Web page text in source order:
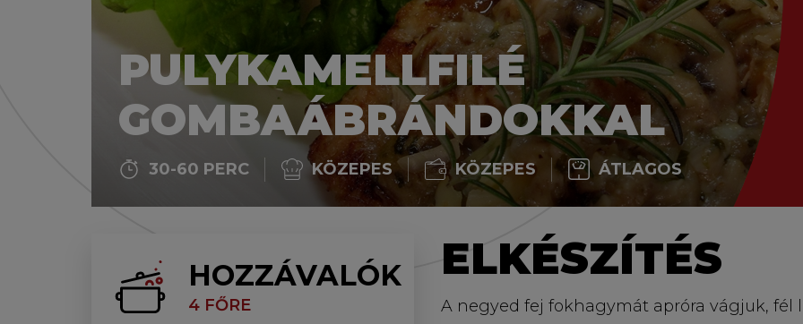
PULYKAMELLFILÉ
GOMBAÁBRÁNDOKKAL
30-60 PERC KÖZEPES KÖZEPES ÁTLAGOS
HOZZÁVALÓK
4 FŐRE
ELKÉSZÍTÉS
A negyed fej fokhagymát apróra vágjuk,